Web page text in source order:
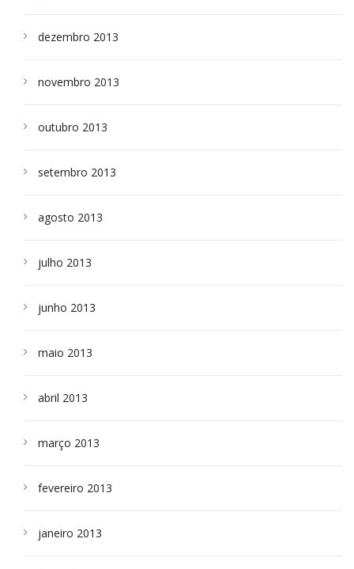
dezembro 2013
novembro 2013
outubro 2013
setembro 2013
agosto 2013
julho 2013
junho 2013
maio 2013
abril 2013
março 2013
fevereiro 2013
janeiro 2013